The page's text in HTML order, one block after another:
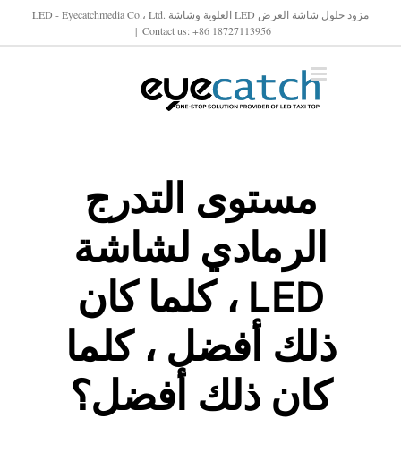
تخطىمزود حلول شاشة العرض LED العلوية وشاشة LED - Eyecatchmedia Co.، Ltd.
| Contact us: +86 18727113956
مستوى التدرج
الرمادي لشاشة
LED ، كلما كان
ذلك أفضل ، كلما
كان ذلك أفضل؟